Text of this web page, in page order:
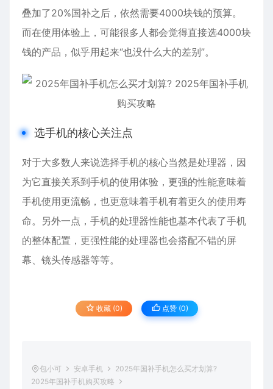
叠加了20%国补之后，依然需要4000块钱的预算。
而在使用体验上，可能很多人都会觉得直接选4000块
钱的产品，似乎用起来“也没什么大的差别”。
选手机的核心关注点
对于大多数人来说选择手机的核心当然是处理器，因
为它直接关系到手机的使用体验，更强的性能意味着
手机使用更流畅，也更意味着手机有着更久的使用寿
命。另外一点，手机的处理器性能也基本代表了手机
的整体配置，更强性能的处理器也会搭配不错的屏
幕、镜头传感器等等。
收藏 (0) 点赞 (0)
包小可 安卓手机
2025年国补手机怎么买才划算?
2025年国补手机购买攻略